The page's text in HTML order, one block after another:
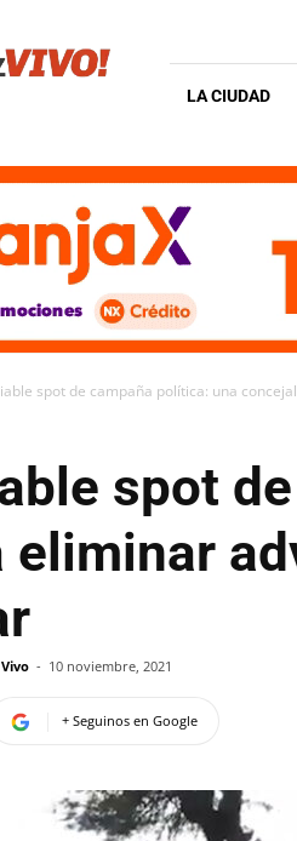
LA CIUDAD
spot de campaña política: una
spot
eliminar
- 10 noviembre, 2021
+ Seguinos en Google